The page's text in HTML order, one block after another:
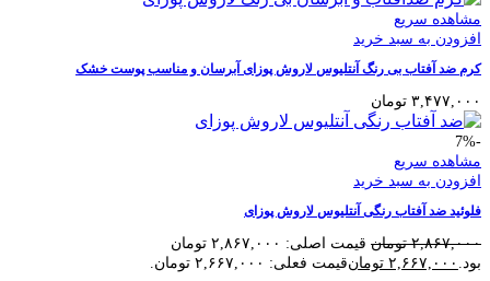
مشاهده سریع
افزودن به سبد خرید
کرم ضد آفتاب بی رنگ آنتلیوس لاروش پوزای آبرسان و مناسب پوست خشک
۳,۴۷۷,۰۰۰ تومان
-7%
مشاهده سریع
افزودن به سبد خرید
فلوئید ضد آفتاب رنگی آنتلیوس لاروش پوزای
۲,۸۶۷,۰۰۰ تومان
قیمت اصلی: ۲,۸۶۷,۰۰۰ تومان
بود. ۲,۶۶۷,۰۰۰ تومانقیمت فعلی: ۲,۶۶۷,۰۰۰ تومان.